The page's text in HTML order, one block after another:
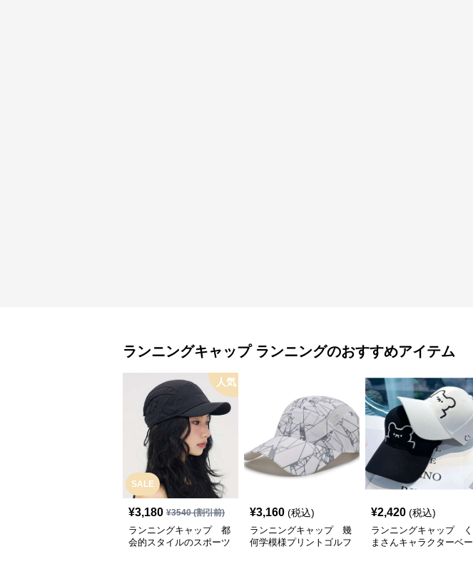
ランニングキャップ ランニングのおすすめアイテム
SALE
人気
¥3,180 ¥3540(割引前)
ランニングキャップ 都
会的スタイルのスポーツ
¥3,160 (税込)
ランニングキャップ 幾
何学模様プリントゴルフ
¥2,420 (税込)
ランニングキャップ く
まさんキャラクターベー